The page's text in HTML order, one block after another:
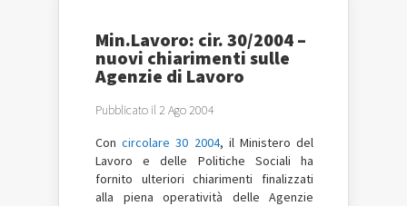
Min.Lavoro: cir. 30/2004 –
nuovi chiarimenti sulle
Agenzie di Lavoro
Pubblicato il 2 Ago 2004
Concircolare 30 2004, il Ministero del
Lavoro e delle Politiche Sociali ha
fornito ulteriori chiarimenti finalizzati
alla piena operatività delle Agenzie